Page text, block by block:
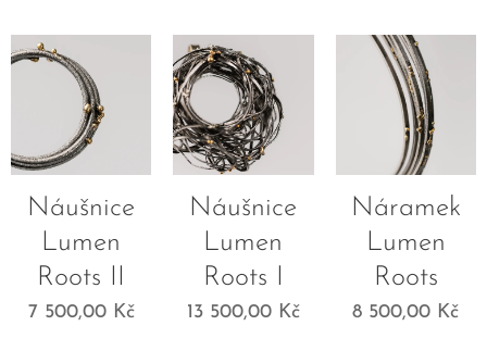
Náušnice
Lumen
Roots II
7 500,00Kč
Náušnice
Lumen
Roots I
13 500,00Kč
Náramek
Lumen
Roots
8 500,00 Kč